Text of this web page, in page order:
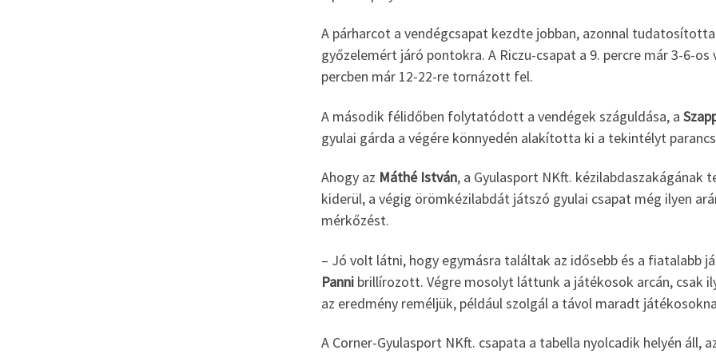
A párharcot a vendégcsapat kezdte jobban, azonnal
győzelemért járó pontokra. A Riczu-csapat a 9. percre már 3-6-
percben már 12-22-re tornázott fel.
A második félidőben folytatódott a vendégek száguldása, a
gyulai gárda a végére könnyedén alakította ki a tekintélyt
Ahogy az Máthé István, a Gyulasport NKft. kézilabdaszakágának
kiderül, a végig örömkézilabdát játszó gyulai csapat még ilyen
mérkőzést.
– Jó volt látni, hogy egymásra találtak az idősebb és a fiatalabb
Panni brillírozott. Végre mosolyt láttunk a játékosok arcán, csak
az eredmény reméljük, például szolgál a távol maradt
A Corner-Gyulasport NKft. csapata a tabella nyolcadik helyén áll,